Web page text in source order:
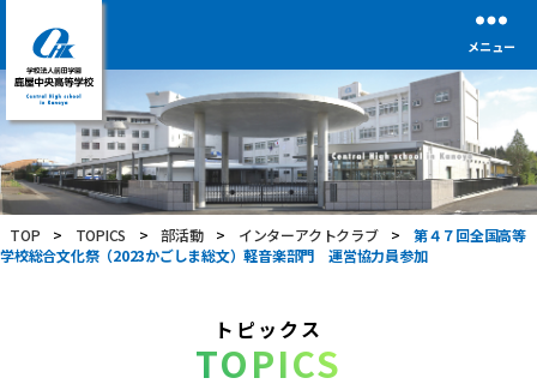
学
校
法
人
前
田
学
メニュー
TOP > TOPICS > 部活動 > インターアクトクラブ >
第４７回全国高等
学校総合文化祭（2023かごしま総文）軽音楽部門 運営協力員参加
トピックス
TOPICS